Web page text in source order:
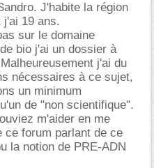
J'habite la région
j'ai 19 ans.
sur le domaine
bio j'ai un dossier à
j'ai du
nécessaires à ce sujet,
un minimum
de "non scientifique".
m'aider en me
ce forum parlant de ce
la notion de PRE-ADN